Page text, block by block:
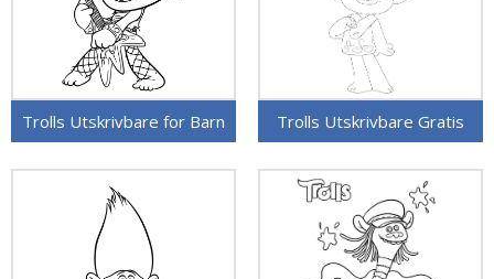
Trolls Utskrivbare for Barn Trolls Utskrivbare Gratis